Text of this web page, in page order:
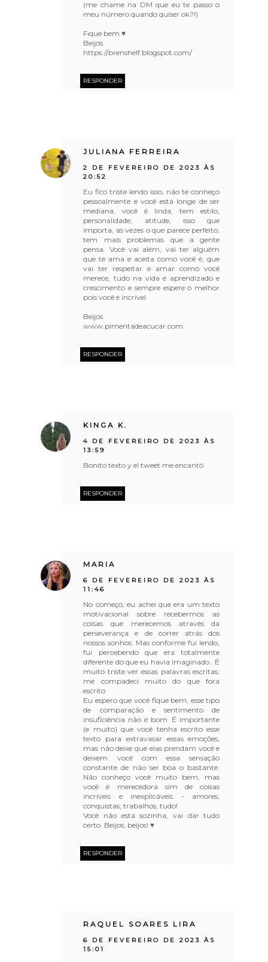
(me chame na DM que eu te passo o
meu número quando quiser ok?!)
Fique bem ♥
Beijos
https://brenshelf.blogspot.com/
RESPONDER
JULIANA FERREIRA
2 DE FEVEREIRO DE 2023 ÀS
20:52
Eu fico triste lendo isso, não te conheço
pessoalmente e você está longe de ser
mediana, você é linda, tem estilo,
personalidade, atitude, isso que
importa, as vezes o que parece perfeito,
tem mais problemas que a gente
pensa. Você vai além, vai ter alguém
que te ama e aceita como você é, que
vai ter respeitar e amar como você
merece, tudo na vida é aprendizado e
crescimento e sempre espere o melhor
pois você é incrível
Beijos
www.pimentadeacucar.com
RESPONDER
KINGA K.
4 DE FEVEREIRO DE 2023 ÀS
13:59
Bonito texto y el tweet me encantó
RESPONDER
MARIA
6 DE FEVEREIRO DE 2023 ÀS
11:46
No começo, eu achei que era um texto
motivacional sobre recebermos as
coisas que merecemos através da
perseverança e de correr atrás dos
nossos sonhos. Mas conforme fui lendo,
fui percebendo que era totalmente
diferente do que eu havia imaginado.. É
muito triste ver essas palavras escritas,
me compadeci muito do que fora
escrito.
Eu espero que você fique bem, esse tipo
de comparação e sentimento de
insuficiência não é bom. É importante
(e muito) que você tenha escrito esse
texto para extravasar essas emoções,
mas não deixe que elas prendam você e
deixem você com essa sensação
constante de não ser boa o bastante.
Não conheço você muito bem, mas
você é merecedora sim de coisas
incríveis e inexplicáveis - amores,
conquistas, trabalhos, tudo!
Você não está sozinha, vai dar tudo
certo. Beijos, beijos! ♥
RESPONDER
RAQUEL SOARES LIRA
6 DE FEVEREIRO DE 2023 ÀS
15:01